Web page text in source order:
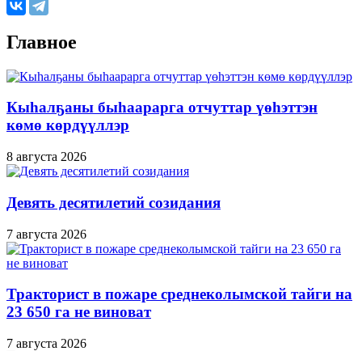
Главное
Кыһалҕаны быһаарарга отчуттар үөһэттэн
көмө көрдүүллэр
8 августа 2026
Девять десятилетий созидания
7 августа 2026
Тракторист в пожаре среднеколымской тайги на
23 650 га не виноват
7 августа 2026